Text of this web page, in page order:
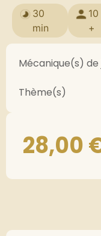
30
min
10
+
Mécanique(s) de
Thème(s)
28,00